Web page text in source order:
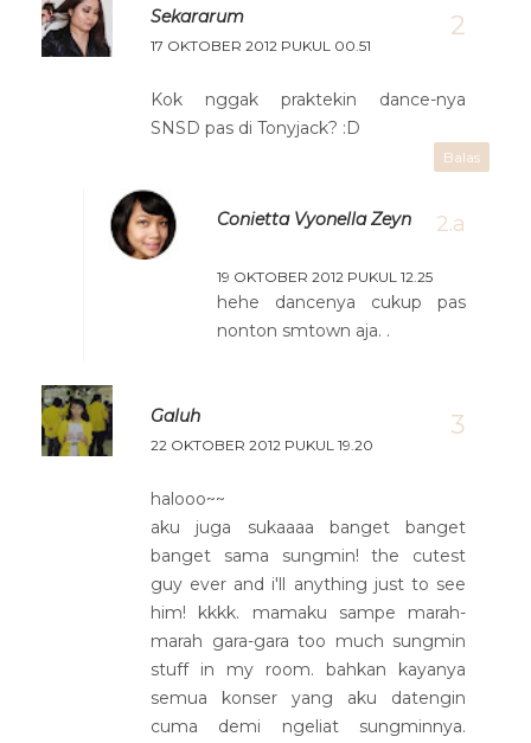
Sekararum
17 OKTOBER 2012 PUKUL 00.51
Kok nggak praktekin dance-nya
SNSD pas di Tonyjack? :D
Balas
Conietta Vyonella Zeyn
19 OKTOBER 2012 PUKUL 12.25
hehe dancenya cukup pas
nonton smtown aja. .
Galuh
22 OKTOBER 2012 PUKUL 19.20
halooo~~
aku juga sukaaaa banget banget
banget sama sungmin! the cutest
guy ever and i'll anything just to see
him! kkkk. mamaku sampe marah-
marah gara-gara too much sungmin
stuff in my room. bahkan kayanya
semua konser yang aku datengin
cuma demi ngeliat sungminnya.